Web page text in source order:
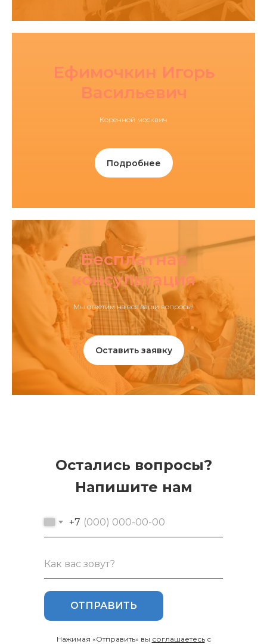
Ефимочкин Игорь
Васильевич
Коренной москвич
Подробнее
Бесплатная
консультация
Мы ответим на все ваши вопросы!
Оставить заявку
+7
ОТПРАВИТЬ
Остались вопросы?
Напишите нам
Нажимая «Отправить» вы соглашаетесьс